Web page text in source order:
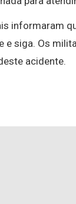
informaram
e siga. Os
acidente.